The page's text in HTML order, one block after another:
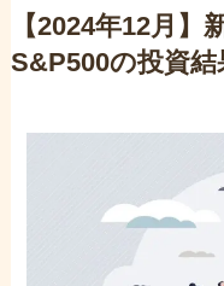
【2024年12月】
S&P500の投資結